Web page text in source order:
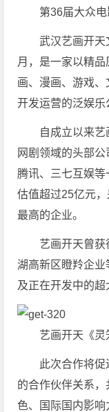
第36届大众
武汉艺画开
月，是一家以精
画、漫画、游戏
开发运营的泛娱乐
自成立以来
网剧领域的头部公
腾讯、三七互娱
估值超过25亿元
最高的企业。
艺画开天曾
湖高新区瞪羚企
及正在开发中的超
艺画开天《灵
此次合作将
的合作伙伴关系
色、国际国内影